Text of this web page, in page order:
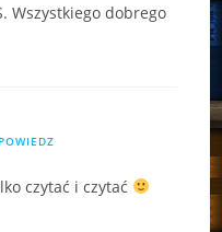
Wszystkiego dobrego
czytać i czytać